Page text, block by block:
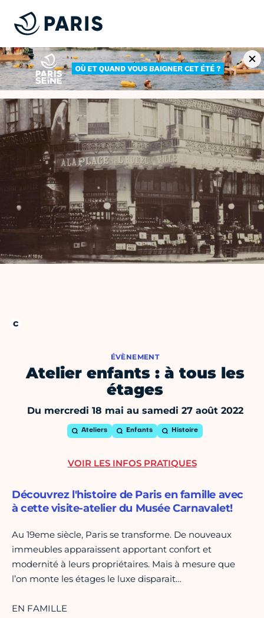
ÉVÈNEMENT
Atelier enfants : à tous les
étages
Du mercredi 18 mai au samedi 27 août 2022
Ateliers Enfants Histoire
Découvrez l'histoire de Paris en famille avec
à cette visite-atelier du Musée Carnavalet!
Au 19eme siècle, Paris se transforme. De nouveaux
immeubles apparaissent apportant confort et
modernité à leurs propriétaires. Mais à mesure que
l’on monte les étages le luxe disparait…
EN FAMILLE
VOIR LES INFOS PRATIQUES